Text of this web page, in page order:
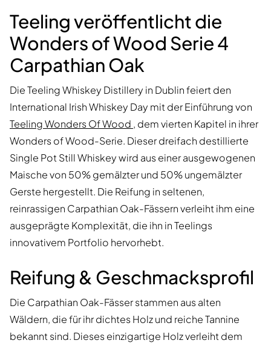
Teeling veröffentlicht die
Wonders of Wood Serie 4
Carpathian Oak
Die Teeling Whiskey Distillery in Dublin feiert den
International Irish Whiskey Day mit der Einführung von
Teeling Wonders Of Wood , dem vierten Kapitel in ihrer
Wonders of Wood-Serie. Dieser dreifach destillierte
Single Pot Still Whiskey wird aus einer ausgewogenen
Maische von 50% gemälzter und 50% ungemälzter
Gerste hergestellt. Die Reifung in seltenen,
reinrassigen Carpathian Oak-Fässern verleiht ihm eine
ausgeprägte Komplexität, die ihn in Teelings
innovativem Portfolio hervorhebt.
Reifung & Geschmacksprofil
Die Carpathian Oak-Fässer stammen aus alten
Wäldern, die für ihr dichtes Holz und reiche Tannine
bekannt sind. Dieses einzigartige Holz verleiht dem